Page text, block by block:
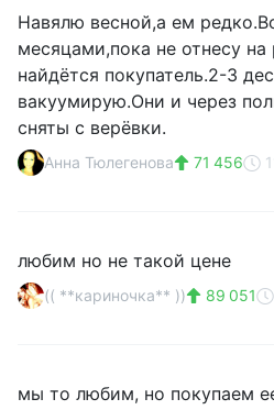
Навялю весной,а ем
месяцами,пока не отнесу на
найдётся покупатель.2-3
вакуумирую.Они и через
сняты с верёвки.
Анна Тюлегенова 71 456
любим но не такой цене
(( **кариночка** )) 89 051
мы то любим, но покупаем